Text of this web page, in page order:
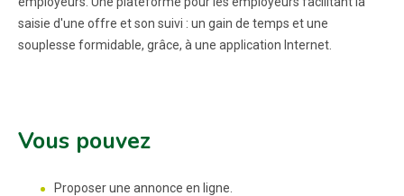
saisie d'une offre et son suivi : un gain de temps et une
souplesse formidable, grâce, à une application Internet.
Vous pouvez
Proposer une annonce en ligne.